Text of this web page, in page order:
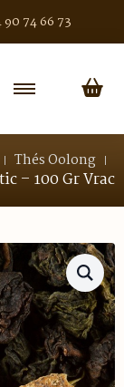
90 74 66 73
Thés Oolong
– 100 Gr Vrac